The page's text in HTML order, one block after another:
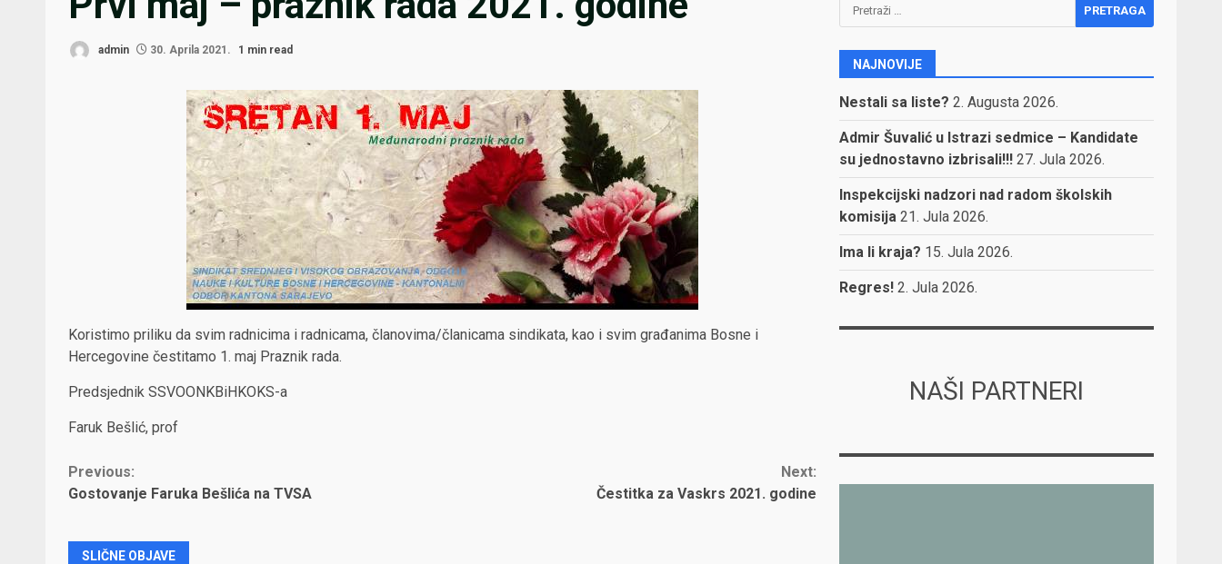
admin 30. Aprila 2021. 1 min read
Koristimo priliku da svim radnicima i radnicama, članovima/članicama sindikata, kao i svim građanima Bosne i
Hercegovine čestitamo 1. maj Praznik rada.
Predsjednik SSVOONKBiHKOKS-a
Faruk Bešlić, prof
Continue
Previous:
Gostovanje Faruka Bešlića na TVSA
Next:
Čestitka za Vaskrs 2021. godine
SLIČNE OBJAVE
NAJNOVIJE
Nestali sa liste? 2. Augusta 2026.
Admir Šuvalić u Istrazi sedmice – Kandidate
su jednostavno izbrisali!!! 27. Jula 2026.
Inspekcijski nadzori nad radom školskih
komisija 21. Jula 2026.
Ima li kraja? 15. Jula 2026.
Regres! 2. Jula 2026.
NAŠI PARTNERI